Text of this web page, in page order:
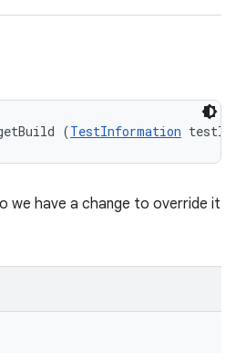
(TestInformation
we have a change to override it